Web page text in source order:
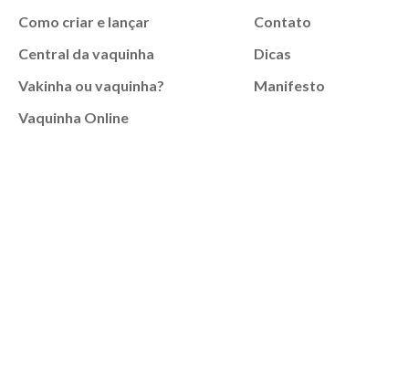
Como criar e lançar
Central da vaquinha
Vakinha ou vaquinha?
Vaquinha Online
Contato
Dicas
Manifesto